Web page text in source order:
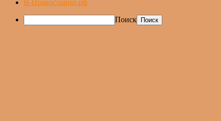
В-Православии.рф
Поиск